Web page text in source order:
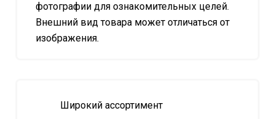
фотографии для ознакомительных целей.
Внешний вид товара может отличаться от
изображения.
Широкий ассортимент